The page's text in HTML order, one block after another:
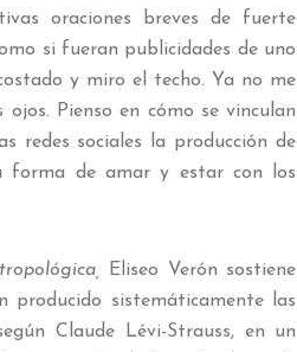
oraciones breves de fuerte
si fueran publicidades de uno
y miro el techo. Ya no me
Pienso en cómo se vinculan
redes sociales la producción de
forma de amar y estar con los
Eliseo Verón sostiene
producido sistemáticamente las
Claude Lévi-Strauss, en un